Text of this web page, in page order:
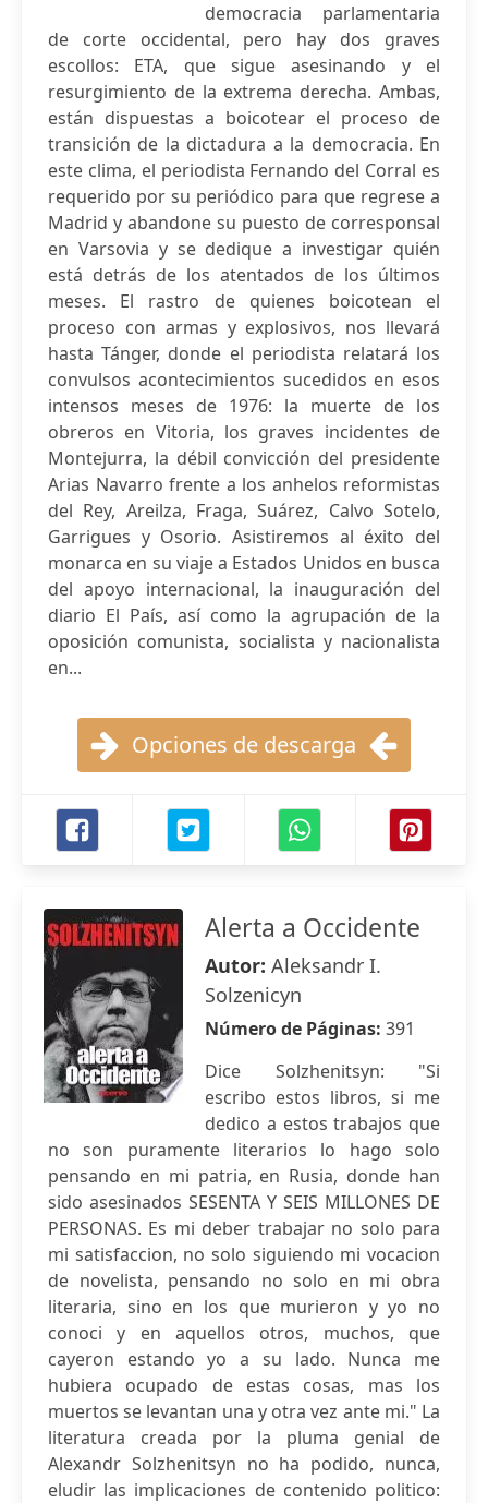
democracia parlamentaria
de corte occidental, pero hay dos graves
escollos: ETA, que sigue asesinando y el
resurgimiento de la extrema derecha. Ambas,
están dispuestas a boicotear el proceso de
transición de la dictadura a la democracia. En
este clima, el periodista Fernando del Corral es
requerido por su periódico para que regrese a
Madrid y abandone su puesto de corresponsal
en Varsovia y se dedique a investigar quién
está detrás de los atentados de los últimos
meses. El rastro de quienes boicotean el
proceso con armas y explosivos, nos llevará
hasta Tánger, donde el periodista relatará los
convulsos acontecimientos sucedidos en esos
intensos meses de 1976: la muerte de los
obreros en Vitoria, los graves incidentes de
Montejurra, la débil convicción del presidente
Arias Navarro frente a los anhelos reformistas
del Rey, Areilza, Fraga, Suárez, Calvo Sotelo,
Garrigues y Osorio. Asistiremos al éxito del
monarca en su viaje a Estados Unidos en busca
del apoyo internacional, la inauguración del
diario El País, así como la agrupación de la
oposición comunista, socialista y nacionalista
en...
Opciones de descarga
Alerta a Occidente
Autor: Aleksandr I.
Solzenicyn
Número de Páginas: 391
Dice Solzhenitsyn: "Si
escribo estos libros, si me
dedico a estos trabajos que
no son puramente literarios lo hago solo
pensando en mi patria, en Rusia, donde han
sido asesinados SESENTA Y SEIS MILLONES DE
PERSONAS. Es mi deber trabajar no solo para
mi satisfaccion, no solo siguiendo mi vocacion
de novelista, pensando no solo en mi obra
literaria, sino en los que murieron y yo no
conoci y en aquellos otros, muchos, que
cayeron estando yo a su lado. Nunca me
hubiera ocupado de estas cosas, mas los
muertos se levantan una y otra vez ante mi." La
literatura creada por la pluma genial de
Alexandr Solzhenitsyn no ha podido, nunca,
eludir las implicaciones de contenido politico: